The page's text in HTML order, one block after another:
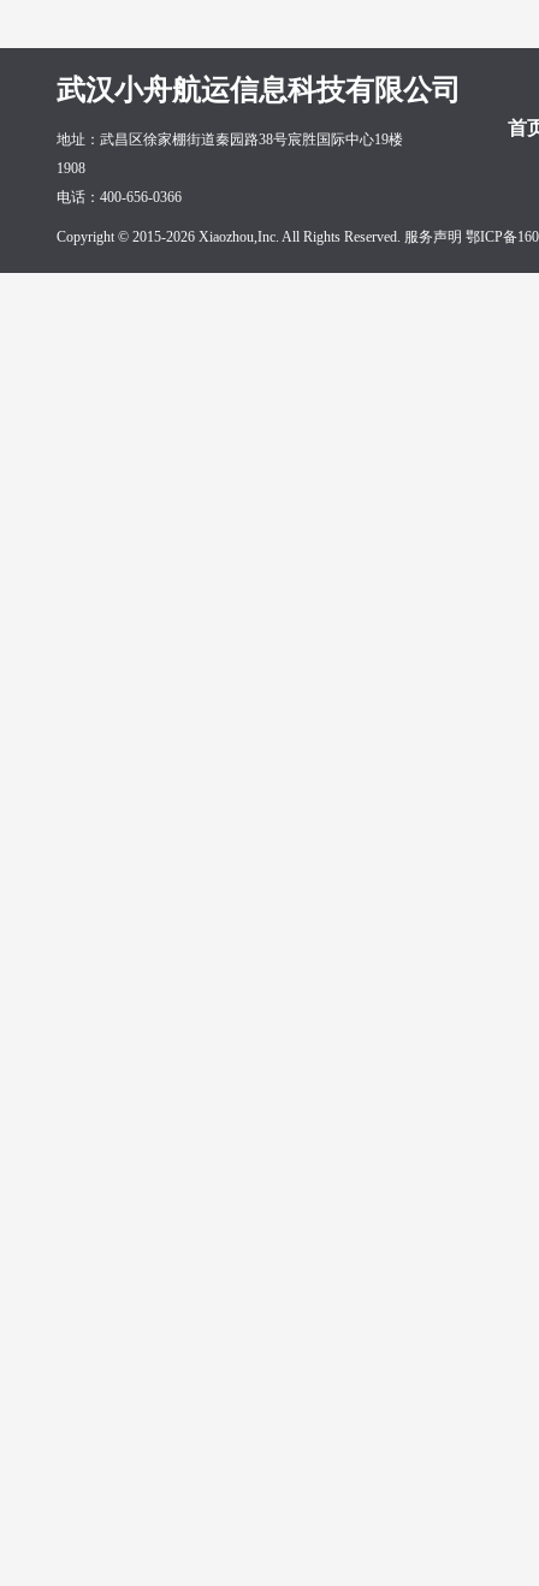
武汉小舟航运信息科技有限公司
首
地址：武昌区徐家棚街道秦园路38号宸胜国际中心19楼
1908
电话：400-656-0366
Copyright © 2015-2026 Xiaozhou,Inc. All Rights Reserved. 服务声明 鄂ICP备